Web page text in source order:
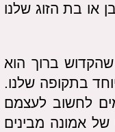
או בת הזוג שלנו
ברוך הוא
בתקופה שלנו.
לחשוב לעצמם
אמונה מבינים